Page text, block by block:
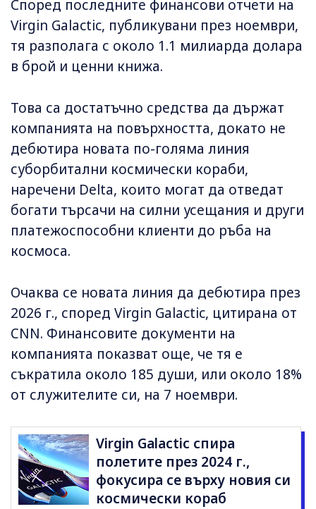
Според последните финансови отчети на
Virgin Galactic, публикувани през ноември,
тя разполага с около 1.1 милиарда долара
в брой и ценни книжа.
Това са достатъчно средства да държат
компанията на повърхността, докато не
дебютира новата по-голяма линия
суборбитални космически кораби,
наречени Delta, които могат да отведат
богати търсачи на силни усещания и други
платежоспособни клиенти до ръба на
космоса.
Очаква се новата линия да дебютира през
2026 г., според Virgin Galactic, цитирана от
CNN. Финансовите документи на
компанията показват още, че тя е
съкратила около 185 души, или около 18%
от служителите си, на 7 ноември.
Virgin Galactic спира
полетите през 2024 г.,
фокусира се върху новия си
космически кораб